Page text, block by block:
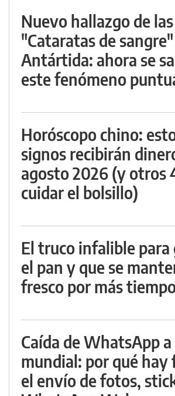
Nuevo hallazgo de las
"Cataratas de
Antártida: ahora se
este fenómeno
Horóscopo chino:
signos recibirán
agosto 2026 (y otros
cuidar el bolsillo)
El truco infalible para
el pan y que se
fresco por más
Caída de WhatsApp
mundial: por qué hay
el envío de fotos,